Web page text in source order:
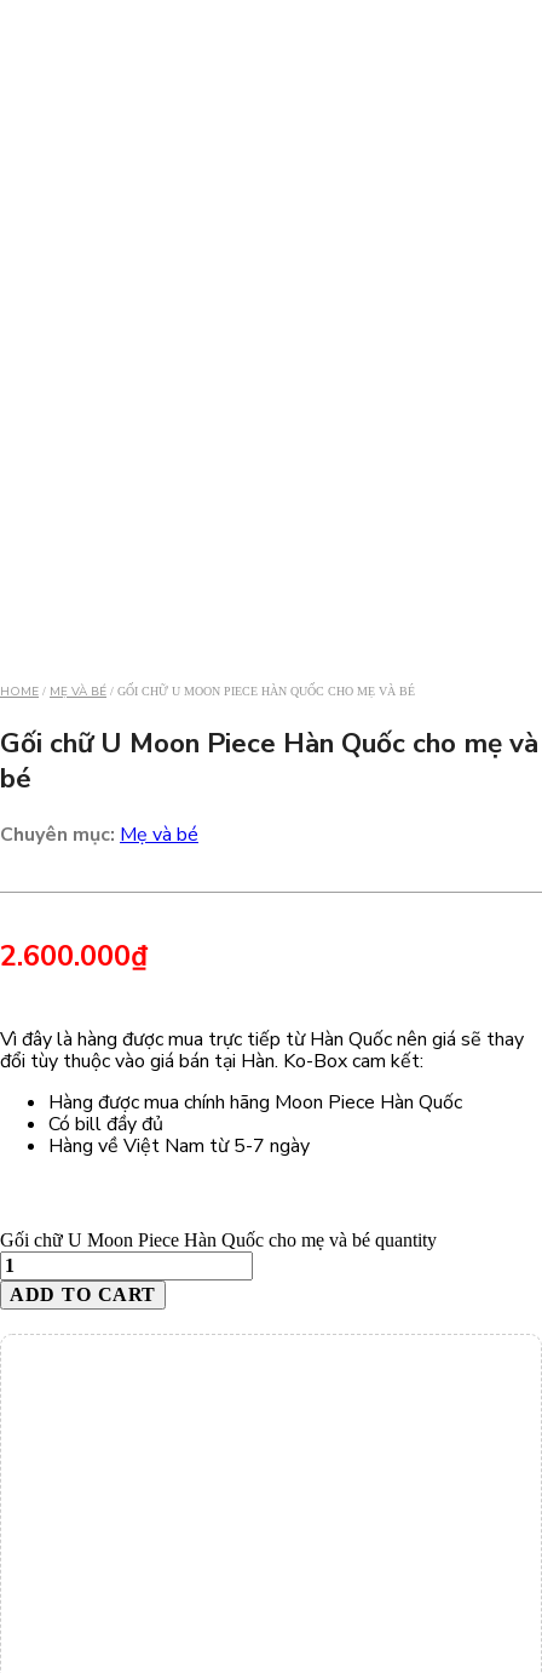
HOME / MẸ VÀ BÉ / GỐI CHỮ U MOON PIECE HÀN QUỐC CHO MẸ VÀ BÉ
Gối chữ U Moon Piece Hàn Quốc cho mẹ và
bé
Chuyên mục: Mẹ và bé
2.600.000₫
Vì đây là hàng được mua trực tiếp từ Hàn Quốc nên giá sẽ thay
đổi tùy thuộc vào giá bán tại Hàn. Ko-Box cam kết:
Hàng được mua chính hãng Moon Piece Hàn Quốc
Có bill đầy đủ
Hàng về Việt Nam từ 5-7 ngày
Gối chữ U Moon Piece Hàn Quốc cho mẹ và bé quantity
ADD TO CART